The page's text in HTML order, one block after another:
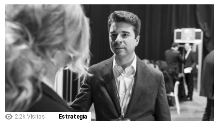
2.2k Visitas Estrategia